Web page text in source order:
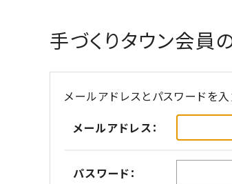
手づくりタウン会員
メールアドレスとパスワードを
メールアドレス：
パスワード：